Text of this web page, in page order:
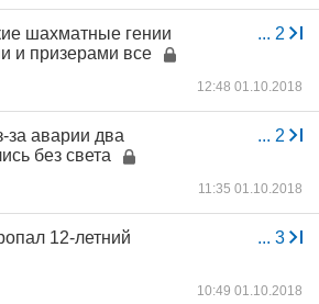
... 2
шахматные гении
и призерами все
12:48 01.10.2018
... 2
за аварии два
без света
11:35 01.10.2018
... 3
12-летний
10:49 01.10.2018